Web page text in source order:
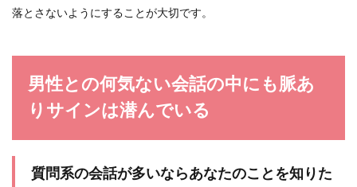
落とさないようにすることが大切です。
男性との何気ない会話の中にも脈あ
りサインは潜んでいる
質問系の会話が多いならあなたのことを知りた